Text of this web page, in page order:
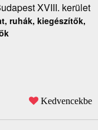
XVIII. kerület
ruhák, kiegészítők,
Kedvencekbe